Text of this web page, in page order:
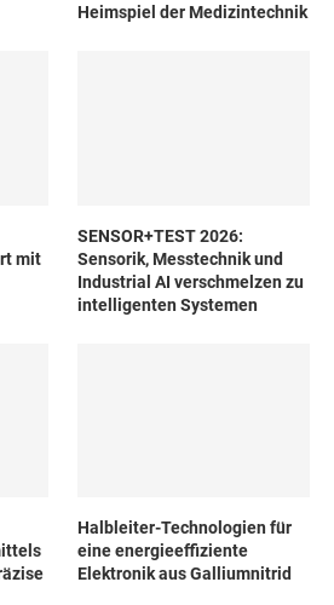
Heimspiel der Medizintechnik
mit
SENSOR+TEST 2026:
Sensorik, Messtechnik und
Industrial AI verschmelzen zu
intelligenten Systemen
Halbleiter-Technologien für
eine energieeffiziente
Elektronik aus Galliumnitrid